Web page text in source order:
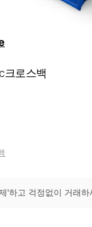
크로스백
'하고 걱정없이 거래하